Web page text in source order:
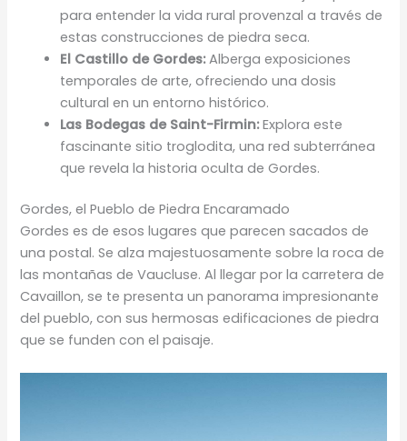
para entender la vida rural provenzal a través de
estas construcciones de piedra seca.
El Castillo de Gordes:Alberga exposiciones
temporales de arte, ofreciendo una dosis
cultural en un entorno histórico.
Las Bodegas de Saint-Firmin:Explora este
fascinante sitio troglodita, una red subterránea
que revela la historia oculta de Gordes.
Gordes, el Pueblo de Piedra Encaramado
Gordes es de esos lugares que parecen sacados de
una postal. Se alza majestuosamente sobre la roca de
las montañas de Vaucluse. Al llegar por la carretera de
Cavaillon, se te presenta un panorama impresionante
del pueblo, con sus hermosas edificaciones de piedra
que se funden con el paisaje.